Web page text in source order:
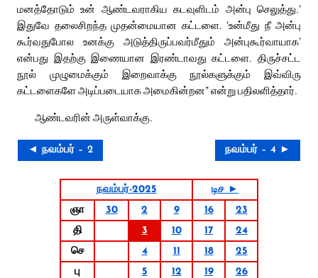
மனத்தோடும் உன் ஆண்டவராகிய கடவுளிடம் அன்பு செலுத்து.’
இதுவே தலைசிறந்த முதன்மையான கட்டளை. ‘உன்மீது நீ அன்பு
கூர்வதுபோல உனக்கு அடுத்திருப்பவர்மீதும் அன்புகூர்வாயாக’
என்பது இதற்கு இணையான இரண்டாவது கட்டளை. திருச்சட்ட
நூல் முழுமைக்கும் இறைவாக்கு நூல்களுக்கும் இவ்விரு
கட்டளைகளே அடிப்படையாக அமைகின்றன” என்று பதிலளித்தார்.
ஆண்டவரின் அருள்வாக்கு.
◄ நவம்பர் – 2 நவம்பர் – 4 ►
நவம்பர்-2025
டிச ►
ஞா
30 2 9 16
23
தி
3 10 17
24
செ
4 11 18
25
பு
5 12 19
26